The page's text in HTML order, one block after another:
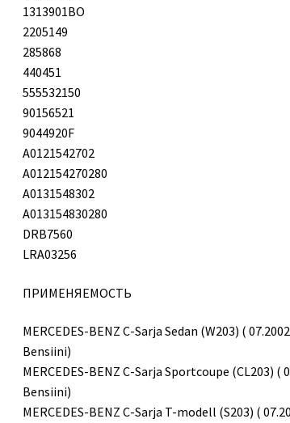
1313901BO
2205149
285868
440451
555532150
90156521
9044920F
A0121542702
A012154270280
A0131548302
A013154830280
DRB7560
LRA03256
ПРИМЕНЯЕМОСТЬ
MERCEDES-BENZ C-Sarja Sedan (W203) (
Bensiini)
MERCEDES-BENZ C-Sarja Sportcoupe (CL203) (
Bensiini)
MERCEDES-BENZ C-Sarja T-modell (S203) (